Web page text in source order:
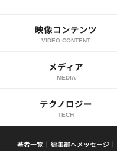
映像コンテンツ
VIDEO CONTENT
メディア
MEDIA
テクノロジー
TECH
著者一覧 編集部へメッセージ